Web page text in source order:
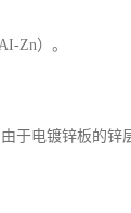
Zn）。
电镀锌板的锌